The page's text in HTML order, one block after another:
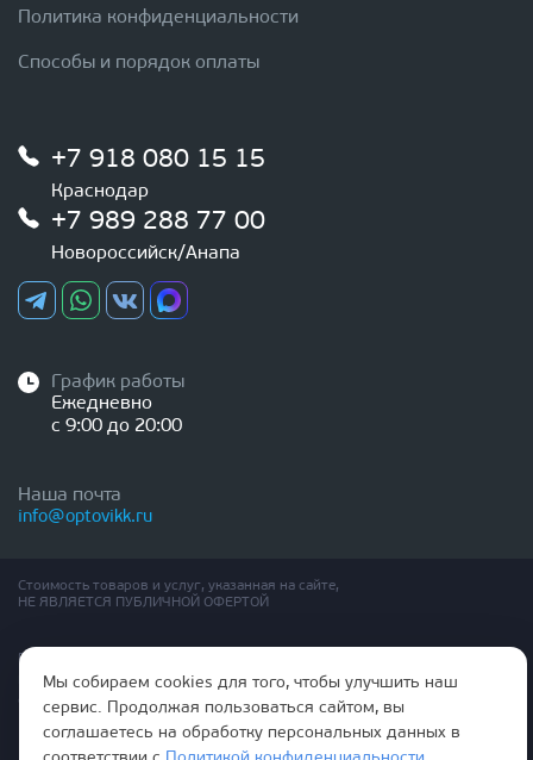
Политика конфиденциальности
Способы и порядок оплаты
+7 918 080 15 15
Краснодар
+7 989 288 77 00
Новороссийск/Анапа
График работы
Ежедневно
с 9:00 до 20:00
Наша почта
info@optovikk.ru
Стоимость товаров и услуг, указанная на сайте,
НЕ ЯВЛЯЕТСЯ ПУБЛИЧНОЙ ОФЕРТОЙ
Правила эксплутации входных и межкомнатных дверей
Политика обработки персональных данных
Согласие на обработку персональных данных
Мы собираем cookies для того, чтобы улучшить наш
сервис. Продолжая пользоваться сайтом, вы
соглашаетесь на обработку персональных данных в